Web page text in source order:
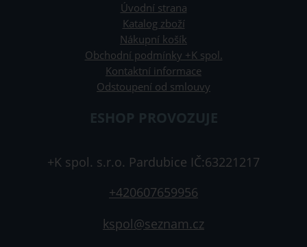
Úvodní strana
Katalog zboží
Nákupní košík
Obchodní podmínky +K spol.
Kontaktní informace
Odstoupení od smlouvy
ESHOP PROVOZUJE
+K spol. s.r.o. Pardubice IČ:63221217
+420607659956
kspol@seznam.cz